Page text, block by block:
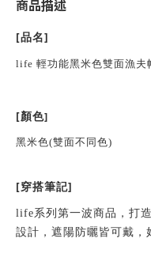
商品描述
[品名]
life 輕功能黑米色雙面漁夫
[顏色]
黑米色(雙面不同色)
[穿搭筆記]
life系列第一波商品，打
設計，遮陽防曬皆可戴，